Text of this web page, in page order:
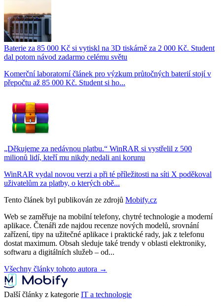
Baterie za 85 000 Kč si vytiskl na 3D tiskárně za 2 000 Kč. Student
dal potom návod zadarmo celému světu
Komerční laboratorní článek pro výzkum průtočných baterií stojí v
přepočtu až 85 000 Kč. Student si ho...
„Děkujeme za nedávnou platbu.“ WinRAR si vystřelil z 500
milionů lidí, kteří mu nikdy nedali ani korunu
WinRAR vydal novou verzi a při té příležitosti na síti X poděkoval
uživatelům za platby, o kterých obě...
Tento článek byl publikován ze zdrojů Mobify.cz
Web se zaměřuje na mobilní telefony, chytré technologie a moderní
aplikace. Čtenáři zde najdou recenze nových modelů, srovnání
zařízení, tipy na užitečné aplikace i praktické rady, jak z telefonu
dostat maximum. Obsah sleduje také trendy v oblasti elektroniky,
softwaru a digitálních služeb – od...
Všechny články tohoto autora →
Další články z kategorie IT a technologie